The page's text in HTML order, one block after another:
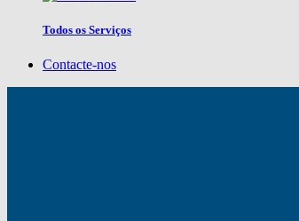
Todos os Serviços
Contacte-nos